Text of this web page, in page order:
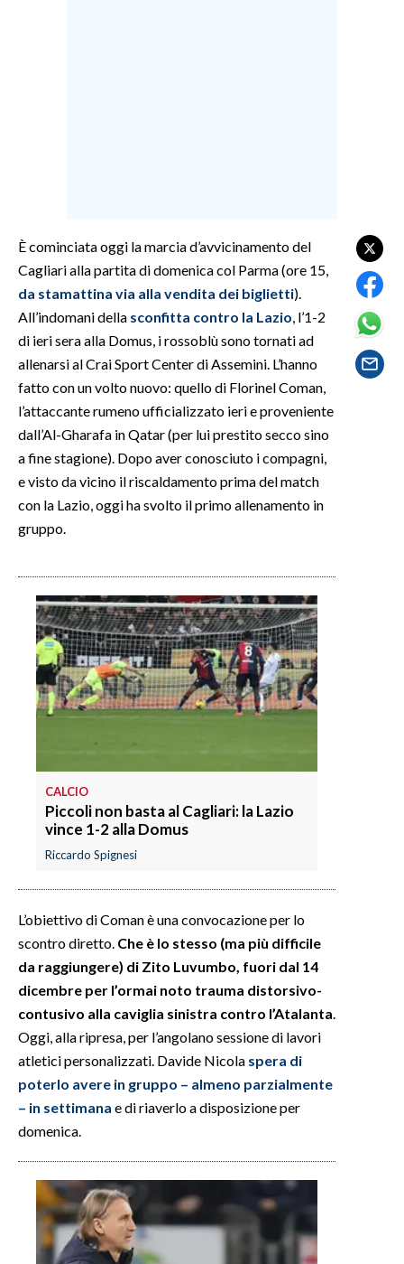
SPETTACOLI
GOSSIP
SALUTE
SARDEGNA TURISMO
SARDI NEL MONDO
NOTIZIE
EVENTI
#CARAUNIONE
INSULARITÀ
INFO AZIENDE
ABBONATI
ANNUNCI
STORE
È cominciata oggi la marcia d’avvicinamento del
Cagliari alla partita di domenica col Parma (ore 15,
da stamattina via alla vendita dei biglietti).
All’indomani della sconfitta contro la Lazio , l’1-2
di ieri sera alla Domus, i rossoblù sono tornati ad
allenarsi al Crai Sport Center di Assemini. L’hanno
fatto con un volto nuovo: quello di Florinel Coman,
l’attaccante rumeno ufficializzato ieri e proveniente
dall’Al-Gharafa in Qatar (per lui prestito secco sino
a fine stagione). Dopo aver conosciuto i compagni,
e visto da vicino il riscaldamento prima del match
con la Lazio, oggi ha svolto il primo allenamento in
gruppo.
CALCIO
Piccoli non basta al Cagliari: la Lazio
vince 1-2 alla Domus
Riccardo Spignesi
L’obiettivo di Coman è una convocazione per lo
scontro diretto. Che è lo stesso (ma più difficile
da raggiungere) di Zito Luvumbo, fuori dal 14
dicembre per l’ormai noto trauma distorsivo-
contusivo alla caviglia sinistra contro l’Atalanta.
Oggi, alla ripresa, per l’angolano sessione di lavori
atletici personalizzati. Davide Nicola spera di
poterlo avere in gruppo – almeno parzialmente
– in settimana e di riaverlo a disposizione per
domenica.